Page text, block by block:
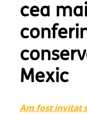
cea
Mexic
Am fost invitat